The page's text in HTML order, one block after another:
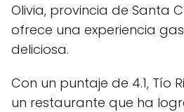
Olivia, provincia de Santa
ofrece una experiencia
deliciosa.
Con un puntaje de 4.1, Tío
un restaurante que ha